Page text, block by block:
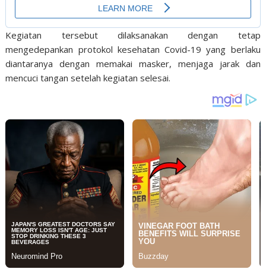
Kegiatan tersebut dilaksanakan dengan tetap
mengedepankan protokol kesehatan Covid-19 yang berlaku
diantaranya dengan memakai masker, menjaga jarak dan
mencuci tangan setelah kegiatan selesai.